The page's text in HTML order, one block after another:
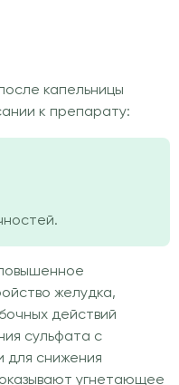
капельницы
к препарату:
желудка,
действий
сульфата с
для снижения
угнетающее